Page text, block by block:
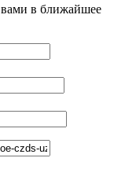
вами в ближайшее